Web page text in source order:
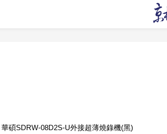
華碩SDRW-08D2S-U外接超薄燒錄機(黑)